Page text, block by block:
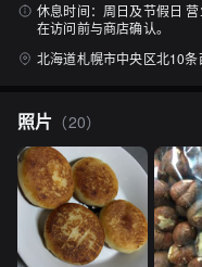
休息时间： 周日及节假日
在访问前与商店确认。
北海道札幌市中央区北10条
照片 （20）